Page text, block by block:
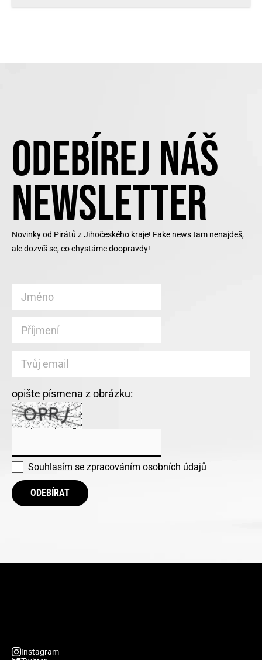
ODEBÍREJ NÁŠ
NEWSLETTER
Novinky od Pirátů z Jihočeského kraje! Fake news tam nenajdeš,
ale dozvíš se, co chystáme doopravdy!
opište písmena z obrázku:
Souhlasím se zpracováním osobních údajů
ODEBÍRAT
Instagram